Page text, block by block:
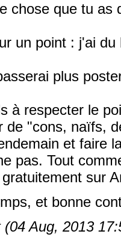
chose que tu as
un point : j'ai
plus
à respecter le
de "cons, naïfs,
et faire
pas. Tout
sur
et bonne
Aug, 2013